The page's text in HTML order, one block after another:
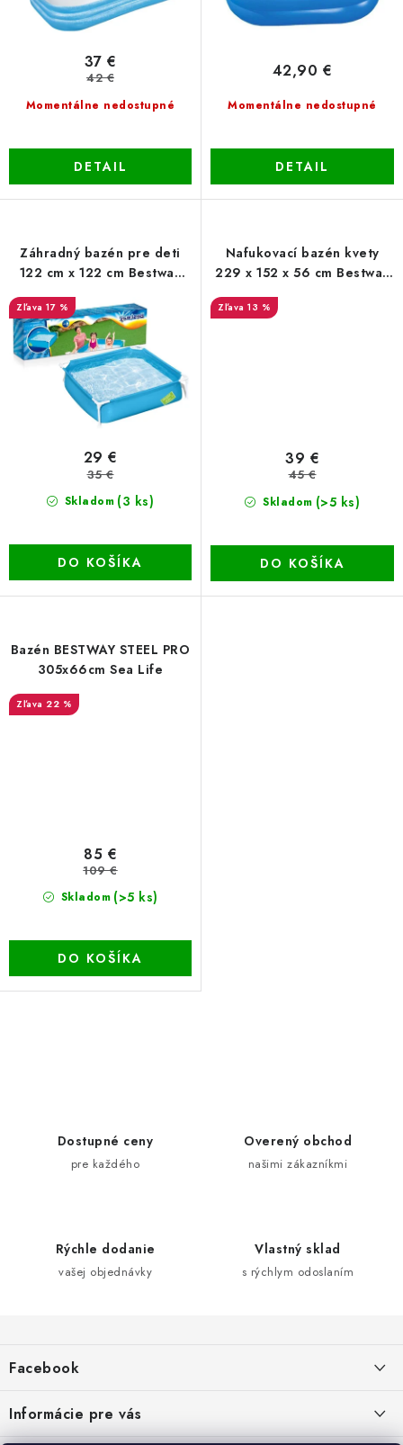
Momentálne nedostupné
37 €
42 €
DETAIL
Momentálne nedostupné
42,90 €
DETAIL
Záhradný bazén pre deti
122 cm x 122 cm Bestway
56217-s konštrukciou
17 %
Skladom (3 ks)
29 €
35 €
DO KOŠÍKA
Nafukovací bazén kvety
229 x 152 x 56 cm Bestway
13 %
Skladom (>5 ks)
39 €
45 €
DO KOŠÍKA
Bazén BESTWAY STEEL PRO
305x66cm Sea Life
22 %
Skladom (>5 ks)
85 €
109 €
DO KOŠÍKA
v
p
Dostupné ceny
pre každého
Overený obchod
našimi zákazníkmi
Rýchle dodanie
vašej objednávky
Vlastný sklad
s rýchlym odoslaním
p
ä
t
Facebook
Informácie pre vás